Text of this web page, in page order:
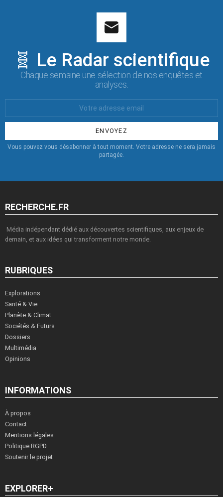
🧬 Le Radar scientifique
Chaque semaine une sélection de nos enquêtes et
analyses.
:
Vous pouvez vous désabonner à tout moment. Votre adresse ne sera jamais
partagée.
RECHERCHE.FR
Média indépendant dédié aux découvertes scientifiques, aux enjeux de
demain, et aux idées qui transforment notre monde.
RUBRIQUES
Explorations
Santé & Vie
Planète & Climat
Sociétés & Futurs
Dossiers
Multimédia
Opinions
INFORMATIONS
À propos
Contact
Mentions légales
Politique RGPD
Soutenir le projet
EXPLORER+